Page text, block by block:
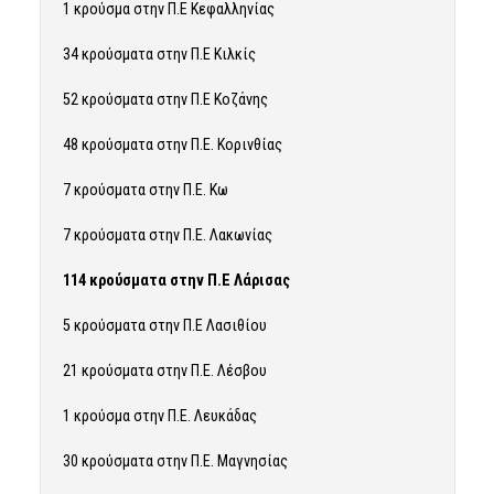
1 κρούσμα στην Π.Ε Κεφαλληνίας
34 κρούσματα στην Π.Ε Κιλκίς
52 κρούσματα στην Π.Ε Κοζάνης
48 κρούσματα στην Π.Ε. Κορινθίας
7 κρούσματα στην Π.Ε. Κω
7 κρούσματα στην Π.Ε. Λακωνίας
114 κρούσματα στην Π.Ε Λάρισας
5 κρούσματα στην Π.Ε Λασιθίου
21 κρούσματα στην Π.Ε. Λέσβου
1 κρούσμα στην Π.Ε. Λευκάδας
30 κρούσματα στην Π.Ε. Μαγνησίας